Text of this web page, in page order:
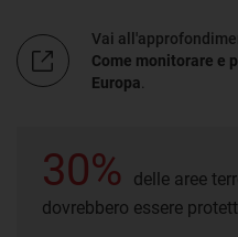
Vai
Come monitorare e
Europa
30%
delle aree
dovrebbero essere